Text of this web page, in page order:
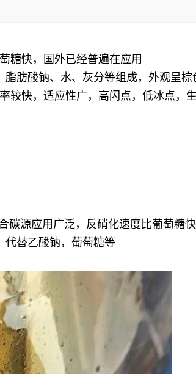
糖快，国外已经普遍在应用
肪酸钠、水、灰分等组成，外观呈
较快，适应性广，高闪点，低冰点，
源应用广泛，反硝化速度比葡萄糖
代替乙酸钠，葡萄糖等